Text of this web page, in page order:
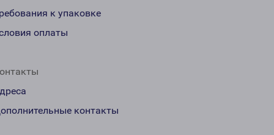
к упаковке
оплаты
контакты